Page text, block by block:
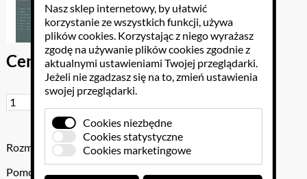
Cena brutto: 489.54 PLN
Rozmiar: 50 cm na 70 cm
Pomoc została opracowana do zajęć z wychowania
Nasz sklep internetowy, by ułatwić
korzystanie ze wszystkich funkcji, używa
plików cookies. Korzystając z niego wyrażasz
zgodę na używanie plików cookies zgodnie z
aktualnymi ustawieniami Twojej przeglądarki.
Jeżeli nie zgadzasz się na to, zmień ustawienia
swojej przeglądarki.
Cookies niezbędne
Cookies statystyczne
Cookies marketingowe